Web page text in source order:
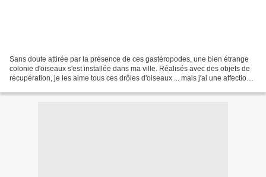
Sans doute attirée par la présence de ces gastéropodes, une bien étrange
colonie d'oiseaux s'est installée dans ma ville. Réalisés avec des objets de
récupération, je les aime tous ces drôles d'oiseaux ... mais j'ai une affection